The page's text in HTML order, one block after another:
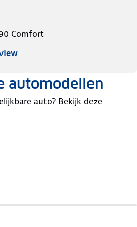
Comfort
automodellen
auto? Bekijk deze